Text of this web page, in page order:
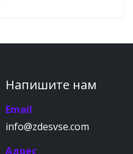
Напишите нам
Email
info@zdesvse.com
Адрес